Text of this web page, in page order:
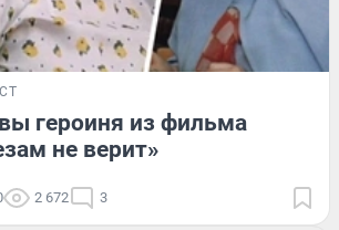
героиня из фильма
не верит»
2 672 3